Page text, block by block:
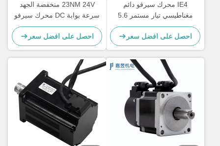
IE4 محرك سيرفو دائم
مغناطيسي تيار مستمر 5.6
نانومتر 48 فولت محرك سيرفو
احصل على افضل سعر
23NM 24V منخفضة الجهد
سرعة بوابة DC محرك سيرفو
مع علبة التروس
احصل على افضل سعر